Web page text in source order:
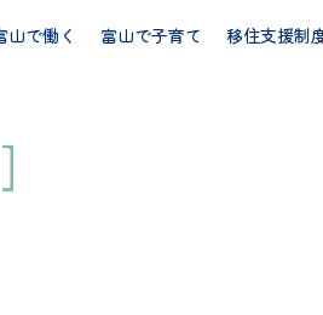
山で働く 富山で子育て 移住支援制